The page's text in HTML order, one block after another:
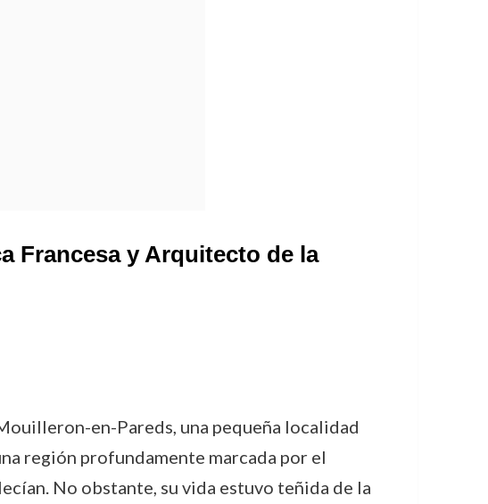
Francesa y Arquitecto de la
en-Pareds, una pequeña localidad
región profundamente marcada por el
No obstante, su vida estuvo teñida de la